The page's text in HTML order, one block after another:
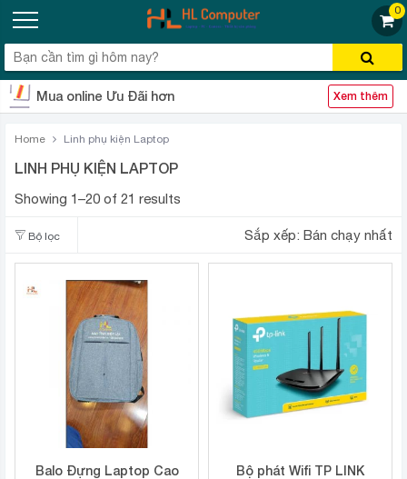
0
Mua online Ưu Đãi hơn Xem thêm
Home Linh phụ kiện Laptop
LINH PHỤ KIỆN LAPTOP
Showing 1–20 of 21 results
Bộ lọc Sắp xếp: Bán chạy nhất
Balo Đựng Laptop Cao
Bộ phát Wifi TP LINK